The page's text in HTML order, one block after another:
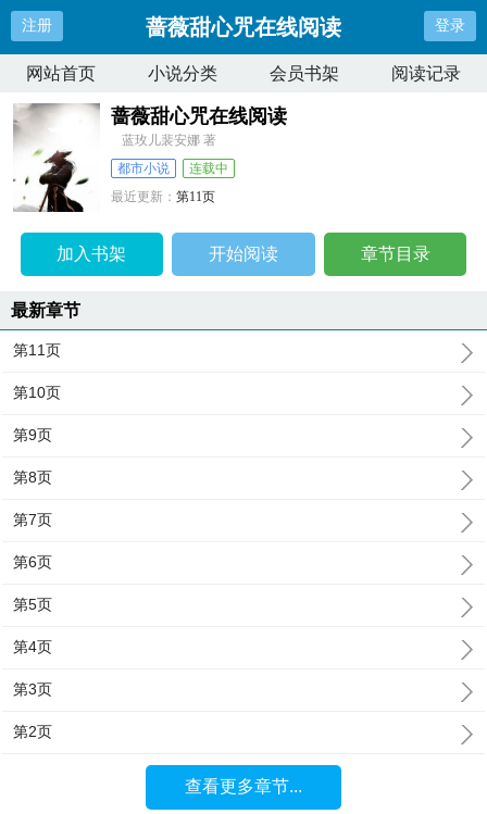
注册 蔷薇甜心咒在线阅读 登录
网站首页 小说分类 会员书架 阅读记录
蔷薇甜心咒在线阅读
蓝玫儿裴安娜 著
都市小说
连载中
最近更新：第11页
加入书架 开始阅读 章节目录
最新章节
第11页
第10页
第9页
第8页
第7页
第6页
第5页
第4页
第3页
第2页
查看更多章节...